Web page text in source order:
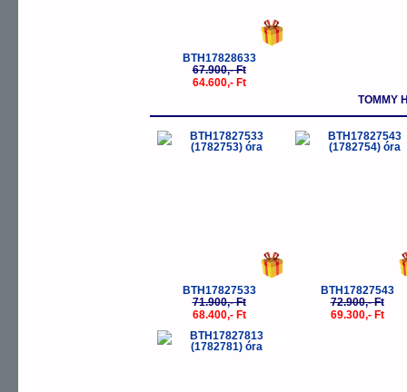
BTH17828633
67.900,- Ft
64.600,- Ft
TOMMY
-5%
BTH17827533
71.900,- Ft
68.400,- Ft
-
BTH17827543
72.900,- Ft
69.300,- Ft
-5%